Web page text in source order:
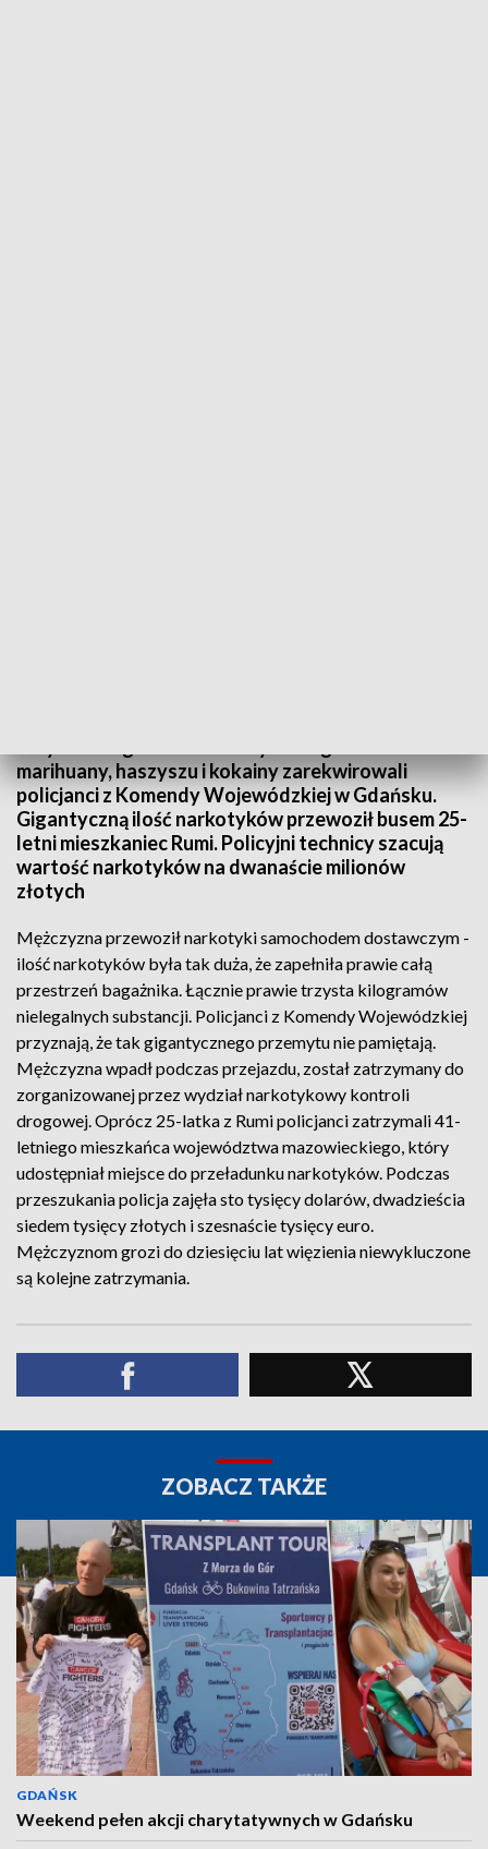
marihuany, haszyszu i kokainy zarekwirowali
policjanci z Komendy Wojewódzkiej w Gdańsku.
Gigantyczną ilość narkotyków przewoził busem 25-
letni mieszkaniec Rumi. Policyjni technicy szacują
wartość narkotyków na dwanaście milionów
złotych
Mężczyzna przewoził narkotyki samochodem dostawczym -
ilość narkotyków była tak duża, że zapełniła prawie całą
przestrzeń bagażnika. Łącznie prawie trzysta kilogramów
nielegalnych substancji. Policjanci z Komendy Wojewódzkiej
przyznają, że tak gigantycznego przemytu nie pamiętają.
Mężczyzna wpadł podczas przejazdu, został zatrzymany do
zorganizowanej przez wydział narkotykowy kontroli
drogowej. Oprócz 25-latka z Rumi policjanci zatrzymali 41-
letniego mieszkańca województwa mazowieckiego, który
udostępniał miejsce do przeładunku narkotyków. Podczas
przeszukania policja zajęła sto tysięcy dolarów, dwadzieścia
siedem tysięcy złotych i szesnaście tysięcy euro.
Mężczyznom grozi do dziesięciu lat więzienia niewykluczone
są kolejne zatrzymania.
ZOBACZ TAKŻE
GDAŃSK
Weekend pełen akcji charytatywnych w Gdańsku